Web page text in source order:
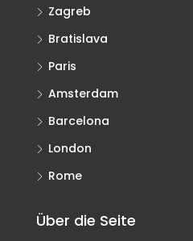
Zagreb
Bratislava
Paris
Amsterdam
Barcelona
London
Rome
Über die Seite